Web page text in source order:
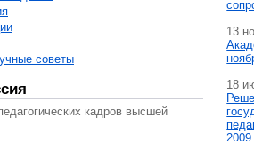
советы
кадров высшей
13
18